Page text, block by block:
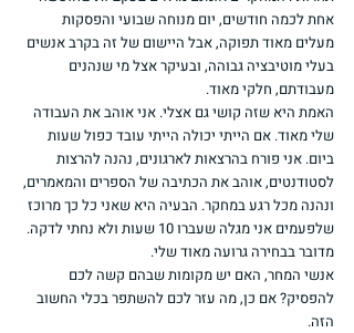
אחת לכמה חודשים, יום מנוחה שבועי והפסקות
מעלים מאוד תפוקה, אבל היישום של זה בקרב אנשים
בעלי מוטיבציה גבוהה, ובעיקר אצל מי שנהנים
מעבודתם, חלקי מאוד.
האמת היא שזה קושי גם אצלי. אני אוהב את העבודה
שלי מאוד. אם הייתי יכולה הייתי עובד כפול שעות
ביום. אני פורח בהרצאות לארגונים, נהנה להרצות
לסטודנטים, אוהב את הכתיבה של הספרים והמאמרים,
ונהנה מכל רגע במחקר. הבעיה היא שאני כל כך מרוכז
שלפעמים אני מגלה שעברו 10 שעות ולא נחתי לדקה.
מדובר בבחירה גרועה מאוד שלי.
אנשי המחר, האם יש מקומות שבהם קשה לכם
להפסיק? אם כן, מה עזר לכם להשתפר בכלי החשוב
הזה.